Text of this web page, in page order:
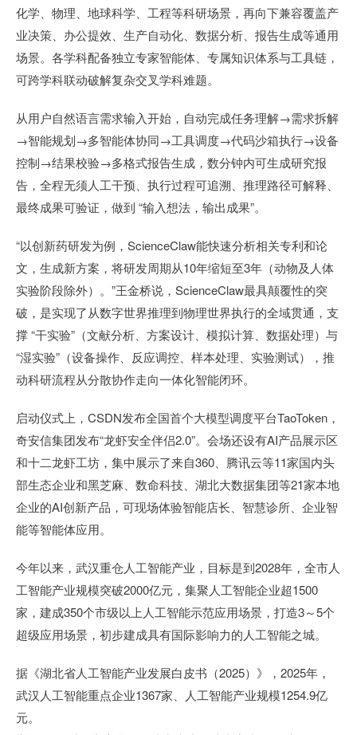
化学、物理、地球科学、工程等科研场景，再向下兼容覆盖产
业决策、办公提效、生产自动化、数据分析、报告生成等通用
场景。各学科配备独立专家智能体、专属知识体系与工具链，
可跨学科联动破解复杂交叉学科难题。
从用户自然语言需求输入开始，自动完成任务理解→需求拆解
→智能规划→多智能体协同→工具调度→代码沙箱执行→设备
控制→结果校验→多格式报告生成，数分钟内可生成研究报
告，全程无须人工干预、执行过程可追溯、推理路径可解释、
最终成果可验证，做到 “输入想法，输出成果”。
“以创新药研发为例，ScienceClaw能快速分析相关专利和论
文，生成新方案，将研发周期从10年缩短至3年（动物及人体
实验阶段除外）。”王金桥说，ScienceClaw最具颠覆性的突
破，是实现了从数字世界推理到物理世界执行的全域贯通，支
撑 “干实验”（文献分析、方案设计、模拟计算、数据处理）与
“湿实验”（设备操作、反应调控、样本处理、实验测试），推
动科研流程从分散协作走向一体化智能闭环。
启动仪式上，CSDN发布全国首个大模型调度平台TaoToken，
奇安信集团发布“龙虾安全伴侣2.0”。会场还设有AI产品展示区
和十二龙虾工坊，集中展示了来自360、腾讯云等11家国内头
部生态企业和黑芝麻、数命科技、湖北大数据集团等21家本地
企业的AI创新产品，可现场体验智能店长、智慧诊所、企业智
能等智能体应用。
今年以来，武汉重仓人工智能产业，目标是到2028年，全市人
工智能产业规模突破2000亿元，集聚人工智能企业超1500
家，建成350个市级以上人工智能示范应用场景，打造3～5个
超级应用场景，初步建成具有国际影响力的人工智能之城。
据《湖北省人工智能产业发展白皮书（2025）》，2025年，
武汉人工智能重点企业1367家、人工智能产业规模1254.9亿
元。